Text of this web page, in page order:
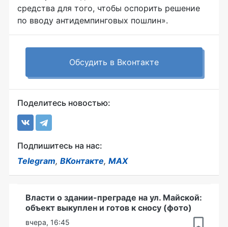
средства для того, чтобы оспорить решение
по вводу антидемпинговых пошлин».
Обсудить в Вконтакте
Поделитесь новостью:
Подпишитесь на нас:
Telegram, ВКонтакте, MAX
Власти о здании-преграде на ул. Майской:
объект выкуплен и готов к сносу (фото)
вчера, 16:45